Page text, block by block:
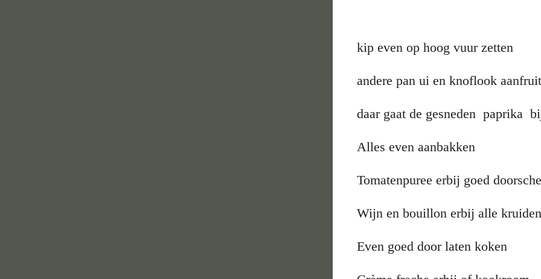
kip even op hoog vuur zetten
andere pan ui en knoflook
daar gaat de gesneden paprika
Alles even aanbakken
Tomatenpuree erbij goed
Wijn en bouillon erbij alle kruiden
Even goed door laten koken